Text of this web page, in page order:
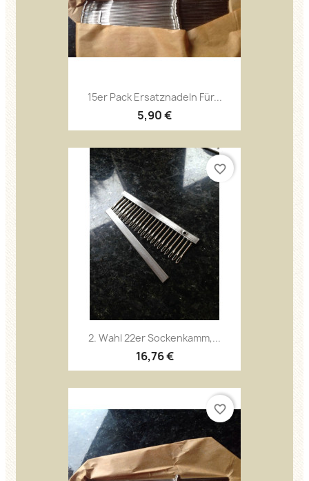
15er Pack Ersatznadeln Für...
5,90 €
2. Wahl 22er Sockenkamm,...
16,76 €
favorite_border
favorite_border